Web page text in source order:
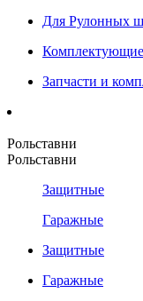
Для Рулонных
Запчасти и
Рольставни
Рольставни
Защитные
Гаражные
Защитные
Гаражные